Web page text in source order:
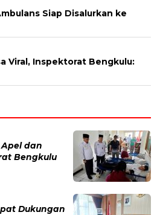
Siap Disalurkan ke
Viral, Inspektorat Bengkulu:
dan
Bengkulu
Dukungan